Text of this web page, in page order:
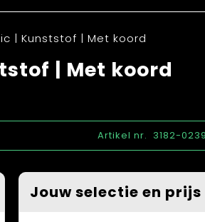
| Kunststof | Met koord
| Met koord
Artikel nr. 3182-
Jouw selectie en prijs